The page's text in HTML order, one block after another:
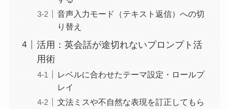
音声入力モード（テキスト返信）への切
り替え
活用：英会話が途切れないプロンプト活
用術
レベルに合わせたテーマ設定・ロールプ
レイ
文法ミスや不自然な表現を訂正してもら